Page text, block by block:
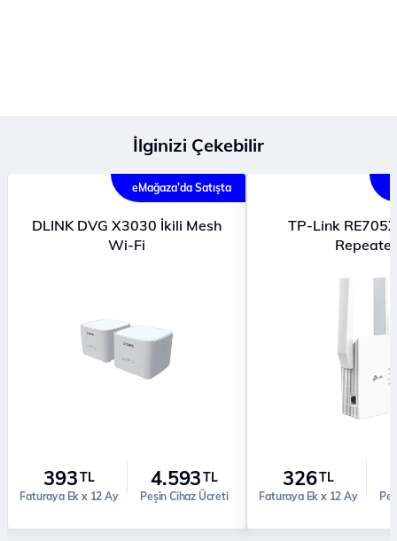
İlginizi Çekebilir
eMağaza’da Satışta
DLINK DVG X3030 İkili Mesh
Wi-Fi
393TL
Faturaya Ek x 12 Ay
4.593TL
Peşin Cihaz Ücreti
TP-Link
Repeater
326TL
Faturaya Ek x 12 Ay